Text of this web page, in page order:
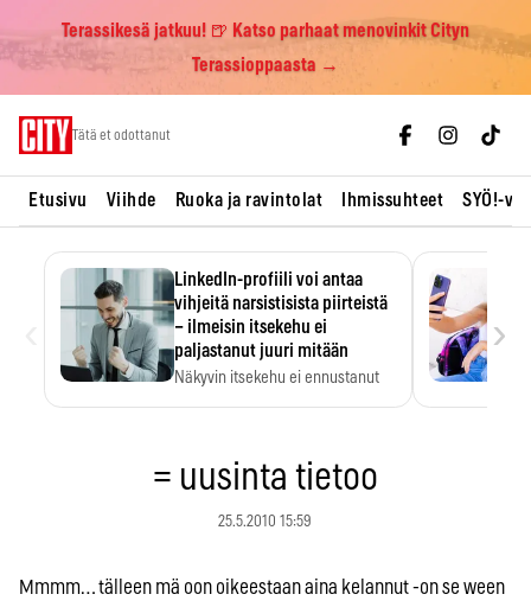
Terassikesä jatkuu! 🍺 Katso parhaat menovinkit Cityn
Terassioppaasta →
Tätä et odottanut
Etusivu Viihde Ruoka ja ravintolat Ihmissuhteet SYÖ!-
LinkedIn-profiili voi antaa
vihjeitä narsistisista piirteistä
– ilmeisin itsekehu ei
paljastanut juuri mitään
Näkyvin itsekehu ei ennustanut
›
= uusinta tietoo
25.5.2010 15:59
Mmmm… tälleen mä oon oikeestaan aina kelannut -on se ween